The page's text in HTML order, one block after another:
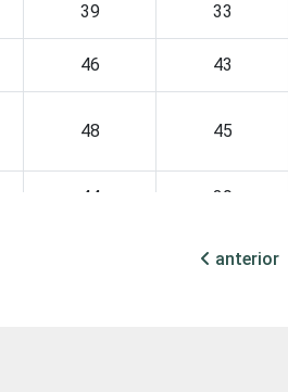
39 33
46 43
48 45
44 39
anterior